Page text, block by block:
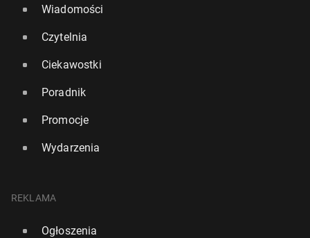
Wiadomości
Czytelnia
Ciekawostki
Poradnik
Promocje
Wydarzenia
REKLAMA
Ogłoszenia